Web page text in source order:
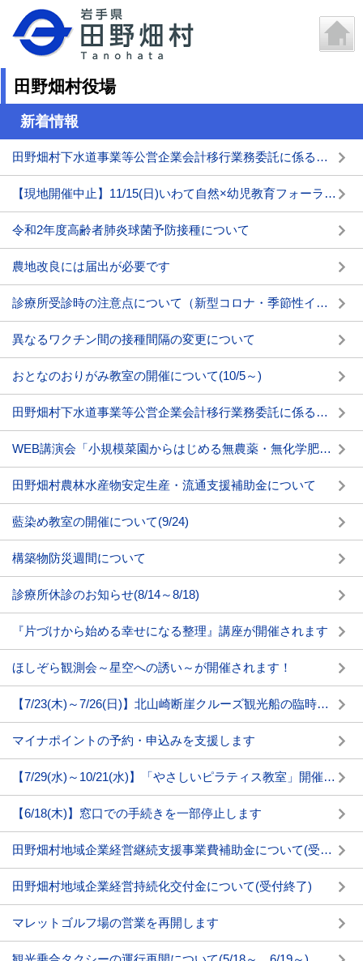
田野畑村役場
新着情報
田野畑村下水道事業等公営企業会計移行業務委託に係るプロポーザル手続きの審査結果について
【現地開催中止】11/15(日)いわて自然×幼児教育フォーラムin田野畑村を開催します
令和2年度高齢者肺炎球菌予防接種について
農地改良には届出が必要です
診療所受診時の注意点について（新型コロナ・季節性インフルエンザ対策）
異なるワクチン間の接種間隔の変更について
おとなのおりがみ教室の開催について(10/5～)
田野畑村下水道事業等公営企業会計移行業務委託に係るプロポーザル手続きの開始について
WEB講演会「小規模菜園からはじめる無農薬・無化学肥料での安心・安全野菜」の開催について(9/12)
田野畑村農林水産物安定生産・流通支援補助金について
藍染め教室の開催について(9/24)
構築物防災週間について
診療所休診のお知らせ(8/14～8/18)
『片づけから始める幸せになる整理』講座が開催されます
ほしぞら観測会～星空への誘い～が開催されます！
【7/23(木)～7/26(日)】北山崎断崖クルーズ観光船の臨時便が運航されます！
マイナポイントの予約・申込みを支援します
【7/29(水)～10/21(水)】「やさしいピラティス教室」開催について
【6/18(木)】窓口での手続きを一部停止します
田野畑村地域企業経営継続支援事業費補助金について(受付終了)
田野畑村地域企業経営持続化交付金について(受付終了)
マレットゴルフ場の営業を再開します